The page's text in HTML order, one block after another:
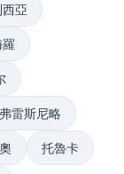
亞
弗雷斯尼略
托魯卡